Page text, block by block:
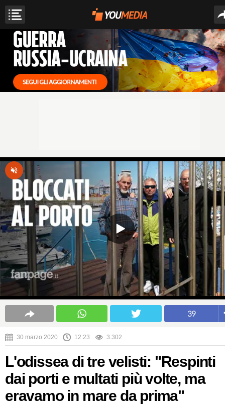
39
30 marzo 2020 12:23 3.302
L'odissea di tre velisti: "Respinti
dai porti e multati più volte, ma
eravamo in mare da prima"